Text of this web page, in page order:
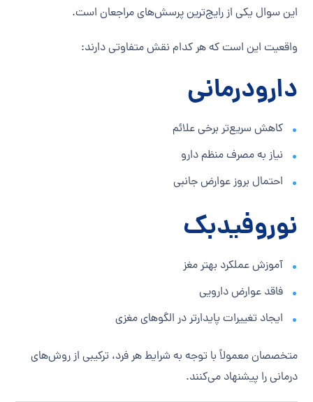
این سوال یکی از رایج‌ترین پرسش‌های مراجعان است.
واقعیت این است که هر کدام نقش متفاوتی دارند:
دارودرمانی
کاهش سریع‌تر برخی علائم
نیاز به مصرف منظم دارو
احتمال بروز عوارض جانبی
نوروفیدبک
آموزش عملکرد بهتر مغز
فاقد عوارض دارویی
ایجاد تغییرات پایدارتر در الگوهای مغزی
متخصصان معمولاً با توجه به شرایط هر فرد، ترکیبی از روش‌های
درمانی را پیشنهاد می‌کنند.